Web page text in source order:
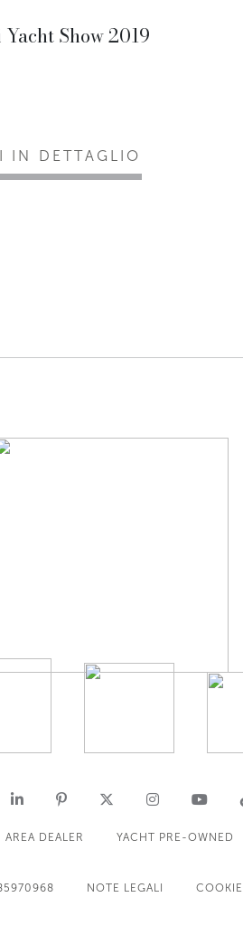
Show 2019
IN DETTAGLIO
AREA DEALER YACHT PRE-OWNED
NOTE LEGALI COOKIE